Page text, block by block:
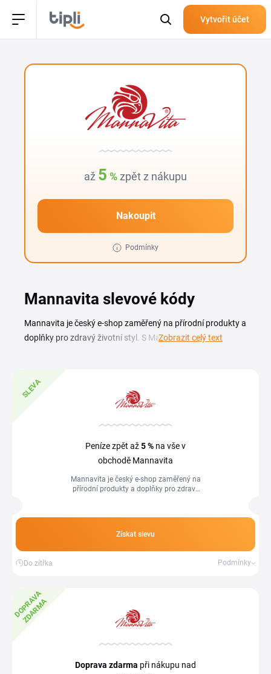
Vytvořit účet
až 5 % zpět z nákupu
Nakoupit
Podmínky
Mannavita slevové kódy
Mannavita je český e-shop zaměřený na přírodní produkty a
doplňky pro zdravý životní styl. S Mannavita slevovým
novinky v oblasti přírodní výživy a wellness péče. Na této
stránce najdeš aktuální kupóny, akční nabídky a sezónní
výprodeje obchodu mannavita.cz. Mannavita slevový kód
stačí zkopírovat a vložit v košíku do pole pro kupón ještě
aktualizujeme, takže ti neuteče žádná zajímavá sleva ani
Zobrazit celý text
SLEVA
Peníze zpět až5 % na vše v
obchodě Mannavita
Mannavita je český e-shop zaměřený na
přírodní produkty a doplňky pro zdravý
Získat slevu
Do zítřka Podmínky
D
O
P
R
A
V
A
Z
D
A
R
M
A
Doprava zdarma při nákupu nad